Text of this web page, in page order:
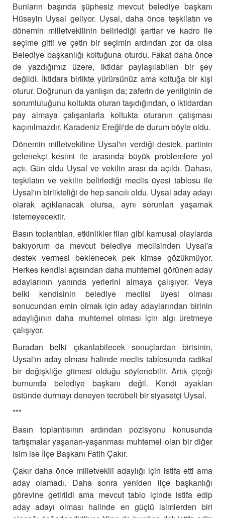
Bunların başında şüphesiz mevcut belediye başkanı
Hüseyin Uysal geliyor. Uysal, daha önce teşkilatın ve
dönemin milletvekilinin belirlediği şartlar ve kadro ile
seçime gitti ve çetin bir seçimin ardından zor da olsa
Belediye başkanlığı koltuğuna oturdu. Fakat daha önce
de yazdığımız üzere, iktidar paylaşılabilen bir şey
değildi. İktidara birlikte yürürsünüz ama koltuğa bir kişi
oturur. Doğrunun da yanlışın da; zaferin de yenilginin de
sorumluluğunu koltukta oturan taşıdığından, o iktidardan
pay almaya çalışanlarla koltukta oturanın çatışması
kaçınılmazdır. Karadeniz Ereğli'de de durum böyle oldu.
Dönemin milletvekiline Uysal'ın verdiği destek, partinin
gelenekçi kesimi ile arasında büyük problemlere yol
açtı. Gün oldu Uysal ve vekilin arası da açıldı. Dahası,
teşkilatın ve vekilin belirlediği meclis üyesi tablosu ile
Uysal'ın birlikteliği de hep sancılı oldu. Uysal aday adayı
olarak açıklanacak olursa, aynı sorunları yaşamak
istemeyecektir.
Basın toplantıları, etkinlikler filan gibi kamusal olaylarda
bakıyorum da mevcut belediye meclisinden Uysal'a
destek vermesi beklenecek pek kimse gözükmüyor.
Herkes kendisi açısından daha muhtemel görünen aday
adaylarının yanında yerlerini almaya çalışıyor. Veya
belki kendisinin belediye meclisi üyesi olması
sonucundan emin olmak için aday adaylarından birinin
adaylığının daha muhtemel olması için algı üretmeye
çalışıyor.
Buradan belki çıkarılabilecek sonuçlardan birisinin,
Uysal'ın aday olması halinde meclis tablosunda radikal
bir değişkliğe gitmesi olduğu söylenebilir. Artık çiçeği
burnunda belediye başkanı değil. Kendi ayakları
üstünde durmayı deneyen tecrübeli bir siyasetçi Uysal.
***
Basın toplantısının ardından pozisyonu konusunda
tartışmalar yaşanan-yaşanması muhtemel olan bir diğer
isim ise İlçe Başkanı Fatih Çakır.
Çakır daha önce milletvekili adaylığı için istifa etti ama
aday olamadı. Daha sonra yeniden ilçe başkanlığı
görevine getirildi ama mevcut tablo içinde istifa edip
aday adayı olması halinde en güçlü isimlerden biri